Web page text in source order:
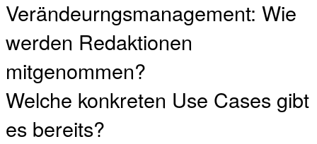
Verändeurngsmanagement: Wie
werden Redaktionen
mitgenommen?
Welche konkreten Use Cases gibt
es bereits?